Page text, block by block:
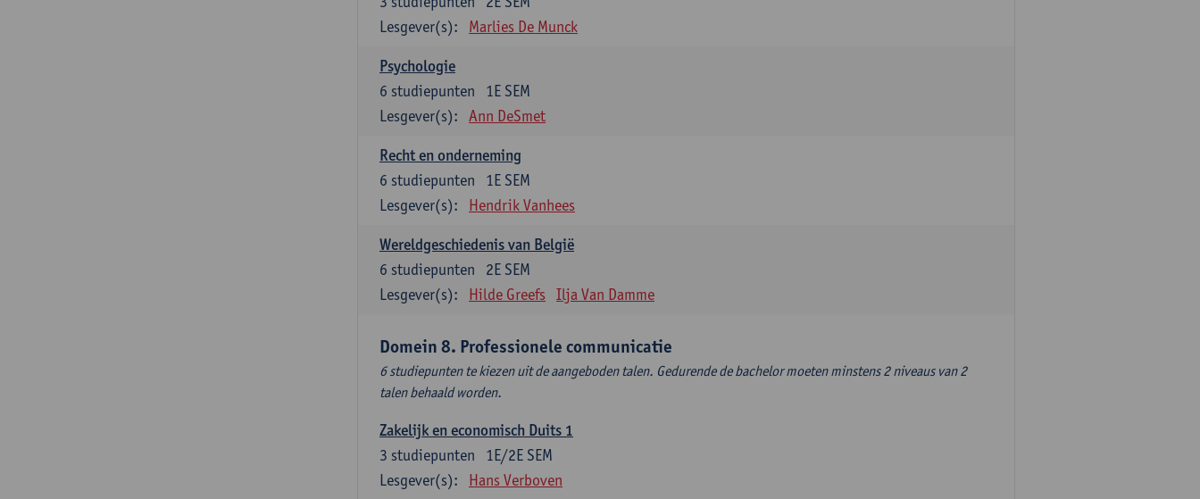
Lesgever(s):
Marlies De Munck
Psychologie
1E SEM
6 studiepunten
Lesgever(s):
Ann DeSmet
Recht en onderneming
1E SEM
6 studiepunten
Lesgever(s):
Hendrik Vanhees
Wereldgeschiedenis van België
2E SEM
6 studiepunten
Lesgever(s):
Hilde Greefs Ilja Van Damme
Domein 8. Professionele communicatie
6 studiepunten te kiezen uit de aangeboden talen. Gedurende de bachelor moeten minstens 2 niveaus van 2
talen behaald worden.
Zakelijk en economisch Duits 1
1E/2E SEM
3 studiepunten
Lesgever(s):
Hans Verboven